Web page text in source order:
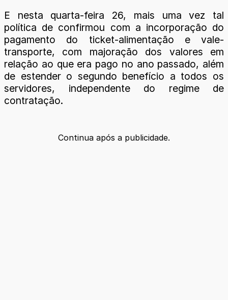
E nesta quarta-feira 26, mais uma vez tal
política de confirmou com a incorporação do
pagamento do ticket-alimentação e vale-
transporte, com majoração dos valores em
relação ao que era pago no ano passado, além
de estender o segundo benefício a todos os
servidores, independente do regime de
contratação.
Continua após a publicidade.